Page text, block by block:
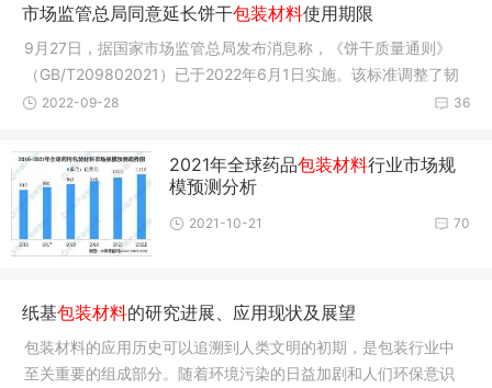
市场监管总局同意延长饼干包装材料使用期限
9月27日，据国家市场监管总局发布消息称，《饼干质量通则》
（GB/T209802021）已于2022年6月1日实施。该标准调整了韧
性饼干、曲奇
36
2022-09-28
2021年全球药品包装材料行业市场规
模预测分析
70
2021-10-21
纸基包装材料的研究进展、应用现状及展望
包装材料的应用历史可以追溯到人类文明的初期，是包装行业中
至关重要的组成部分。随着环境污染的日益加剧和人们环保意识